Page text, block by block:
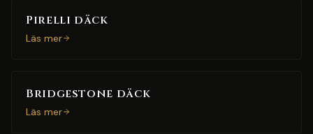
Pirelli däck
Läs mer
Bridgestone däck
Läs mer